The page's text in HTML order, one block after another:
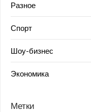
Разное
Спорт
Шоу-бизнес
Экономика
Метки